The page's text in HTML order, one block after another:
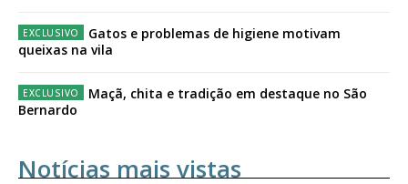
Gatos e problemas de higiene motivam
queixas na vila
Maçã, chita e tradição em destaque no São
Bernardo
Notícias mais vistas